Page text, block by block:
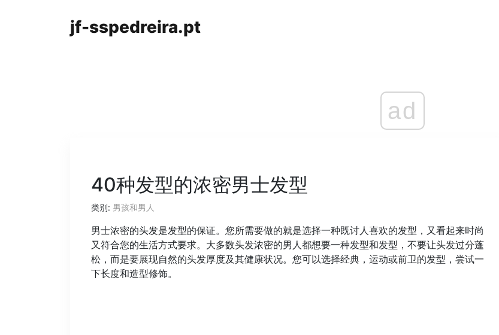
jf-sspedreira.pt
ad
40种发型的浓密男士发型
类别: 男孩和男人
男士浓密的头发是发型的保证。您所需要做的就是选择一种既讨人喜欢的发型，又看起来时尚
又符合您的生活方式要求。大多数头发浓密的男人都想要一种发型和发型，不要让头发过分蓬
松，而是要展现自然的头发厚度及其健康状况。您可以选择经典，运动或前卫的发型，尝试一
下长度和造型修饰。